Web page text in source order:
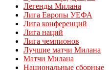
Легенды Милана
Лига Европы УЕФА
Лига конференций
Лига наций
Лига чемпионов
Лучшие матчи Милана
Матчи Милана
Национальные сборные